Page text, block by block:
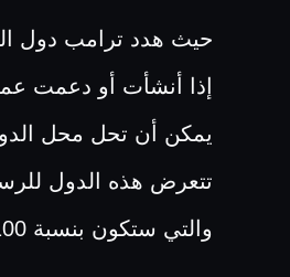
حيث هدد ترامب دول
إذا أنشأت أو دعمت
يمكن أن تحل محل
تتعرض هذه الدول
والتي ستكون بنسبة 100%.